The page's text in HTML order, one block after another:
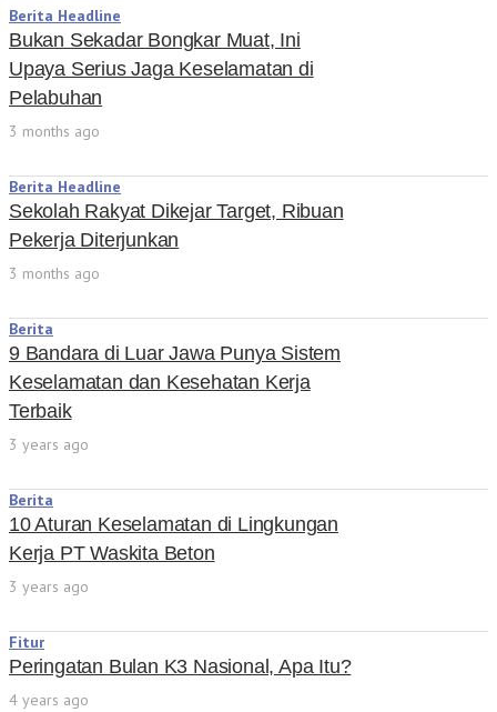
Berita Headline
Bukan Sekadar Bongkar Muat, Ini
Upaya Serius Jaga Keselamatan di
Pelabuhan
3 months ago
Berita Headline
Sekolah Rakyat Dikejar Target, Ribuan
Pekerja Diterjunkan
3 months ago
Berita
9 Bandara di Luar Jawa Punya Sistem
Keselamatan dan Kesehatan Kerja
Terbaik
3 years ago
Berita
10 Aturan Keselamatan di Lingkungan
Kerja PT Waskita Beton
3 years ago
Fitur
Peringatan Bulan K3 Nasional, Apa Itu?
4 years ago